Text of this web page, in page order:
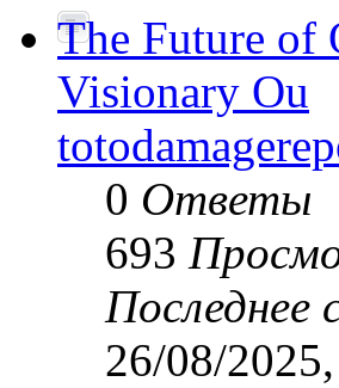
The Future of
Visionary Ou
0 Ответы
693
Последнее
26/08/